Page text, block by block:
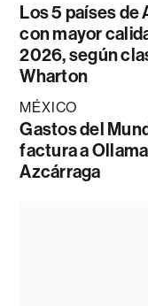
Los 5 países de
con mayor
2026, según
Wharton
MÉXICO
Gastos del
factura a
Azcárraga